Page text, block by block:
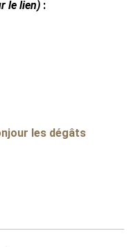
le lien) :
les dégâts